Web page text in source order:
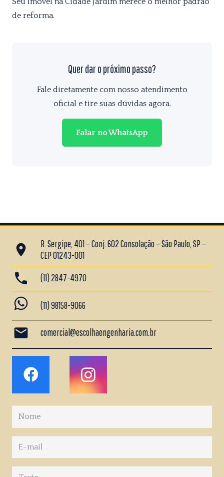
de reforma.
Quer dar o próximo passo?
Fale diretamente com nosso atendimento
oficial e tire suas dúvidas agora.
Falar no WhatsApp
place
R. Sergipe, 401 – Conj. 602 Consolação – São Paulo, SP –
CEP 01243-001
phone (11) 2847-4970
whatsapp (11) 98158-9066
mail comercial@escolhaengenharia.com.br